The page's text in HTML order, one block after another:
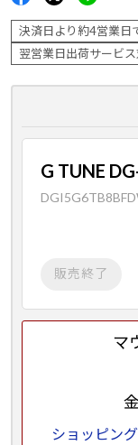
決済日より約4営業日
翌営業日出荷サービ
G TUNE
販売終了
マ
ショッピン